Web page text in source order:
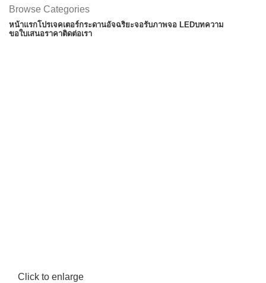
Browse Categories
หน้าแรกโปรเจคเตอร์กระดานอัจฉริยะจอรับภาพจอ LEDบทความ
ขอใบเสนอราคาติดต่อเรา
Click to enlarge